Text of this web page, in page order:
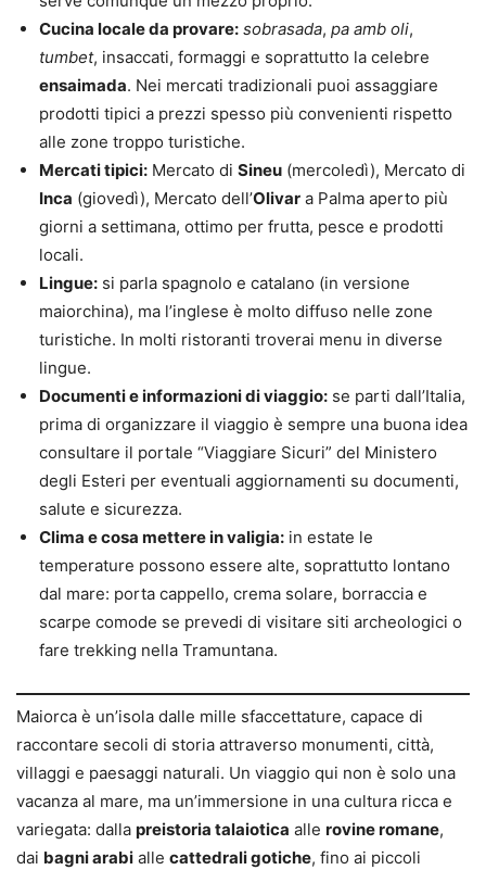
Cucina locale da provare: sobrasada, pa amb oli,
tumbet, insaccati, formaggi e soprattutto la celebre
ensaimada. Nei mercati tradizionali puoi assaggiare
prodotti tipici a prezzi spesso più convenienti rispetto
alle zone troppo turistiche.
Mercati tipici: Mercato di Sineu (mercoledì), Mercato di
Inca (giovedì), Mercato dell’Olivar a Palma aperto più
giorni a settimana, ottimo per frutta, pesce e prodotti
locali.
Lingue: si parla spagnolo e catalano (in versione
maiorchina), ma l’inglese è molto diffuso nelle zone
turistiche. In molti ristoranti troverai menu in diverse
lingue.
Documenti e informazioni di viaggio: se parti dall’Italia,
prima di organizzare il viaggio è sempre una buona idea
consultare il portale “Viaggiare Sicuri” del Ministero
degli Esteri per eventuali aggiornamenti su documenti,
salute e sicurezza.
Clima e cosa mettere in valigia: in estate le
temperature possono essere alte, soprattutto lontano
dal mare: porta cappello, crema solare, borraccia e
scarpe comode se prevedi di visitare siti archeologici o
fare trekking nella Tramuntana.
Maiorca è un’isola dalle mille sfaccettature, capace di
raccontare secoli di storia attraverso monumenti, città,
villaggi e paesaggi naturali. Un viaggio qui non è solo una
vacanza al mare, ma un’immersione in una cultura ricca e
variegata: dalla preistoria talaiotica alle rovine romane,
dai bagni arabi alle cattedrali gotiche, fino ai piccoli